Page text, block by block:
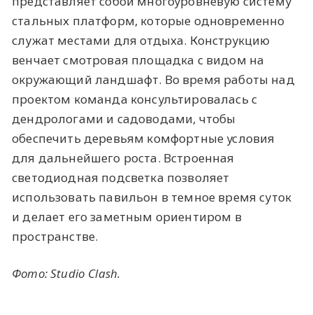
стальных платформ, которые одновременно
служат местами для отдыха. Конструкцию
венчает смотровая площадка с видом на
окружающий ландшафт. Во время работы над
проектом команда консультировалась с
дендрологами и садоводами, чтобы
обеспечить деревьям комфортные условия
для дальнейшего роста. Встроенная
светодиодная подсветка позволяет
использовать павильон в темное время суток
и делает его заметным ориентиром в
пространстве.
Фото: Studio Clash.